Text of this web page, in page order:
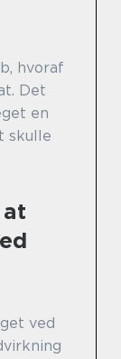
hvoraf
Det
en
skulle
ved